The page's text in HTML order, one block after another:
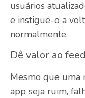
usuários
e instigue-o a
normalmente.
Dê valor ao
Mesmo que uma
app seja ruim,